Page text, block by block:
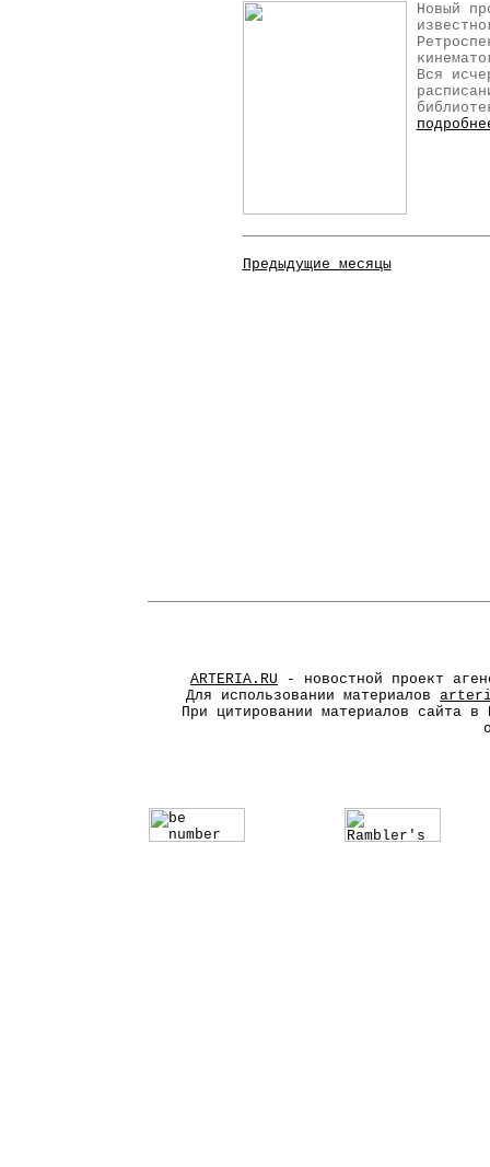
Новый
Вся
Предыдущие месяцы
ARTERIA.RU - новостной проект
Для использовании материалов
При цитировании материалов сайта